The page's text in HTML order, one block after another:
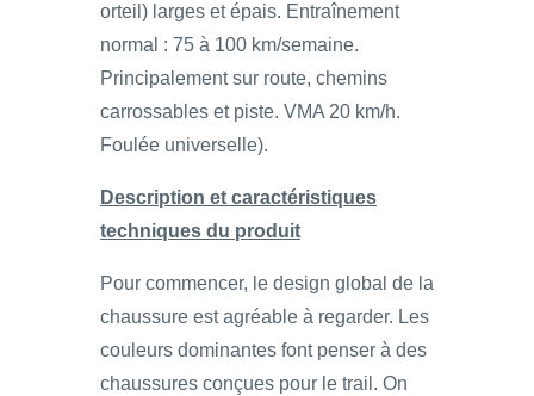
orteil) larges et épais. Entraînement
normal : 75 à 100 km/semaine.
Principalement sur route, chemins
carrossables et piste. VMA 20 km/h.
Foulée universelle).
Description et caractéristiques
techniques du produit
Pour commencer, le design global de la
chaussure est agréable à regarder. Les
couleurs dominantes font penser à des
chaussures conçues pour le trail. On